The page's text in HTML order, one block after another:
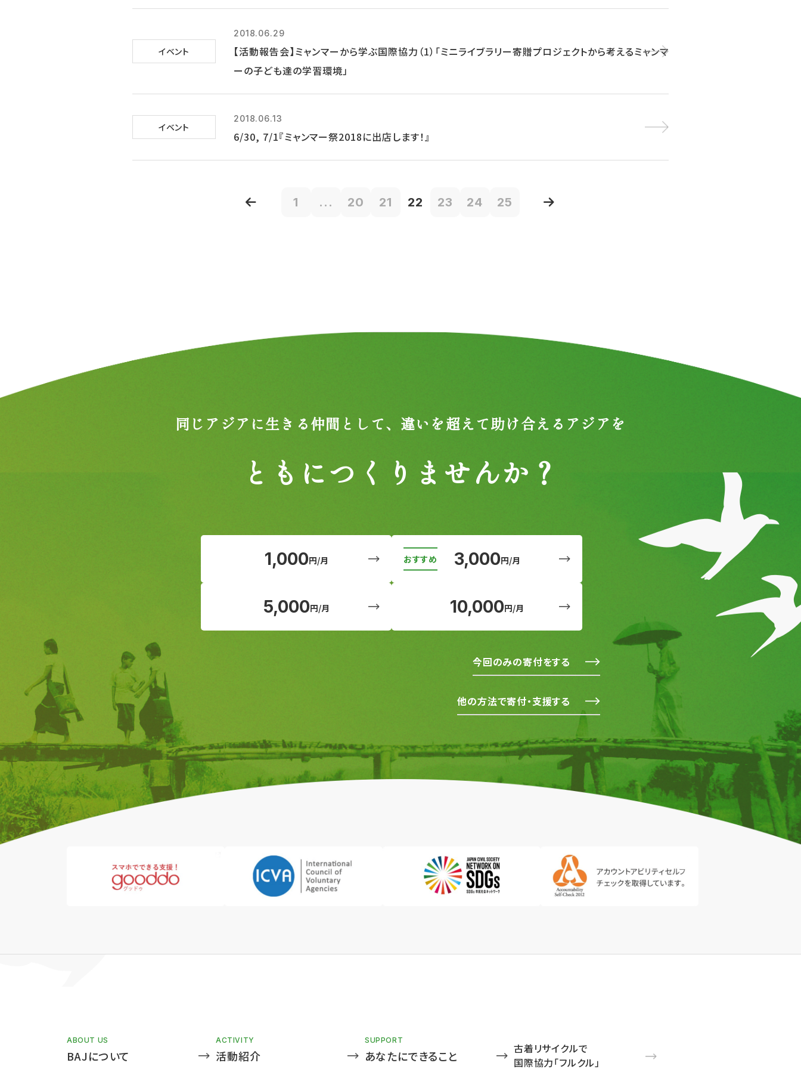
イベント
2018.06.29
【活動報告会】ミャンマーから学ぶ国際協力（1）「ミニライブラリー寄贈プロジェクトから考えるミャンマ
ーの子ども達の学習環境」
イベント
2018.06.13
6/30, 7/1『ミャンマー祭2018に出店します！』
1 ... 20 21 22 23 24 25
同じアジアに生きる仲間として、 違いを超えて助け合えるアジアを
ともにつくりませんか？
1,000円/月 3,000円/月
5,000円/月 10,000円/月
今回のみの寄付をする
他の方法で寄付・支援する
ABOUT US
BAJについて
ACTIVITY
活動紹介
SUPPORT
あなたにできること
古着リサイクルで
国際協力「フルクル」